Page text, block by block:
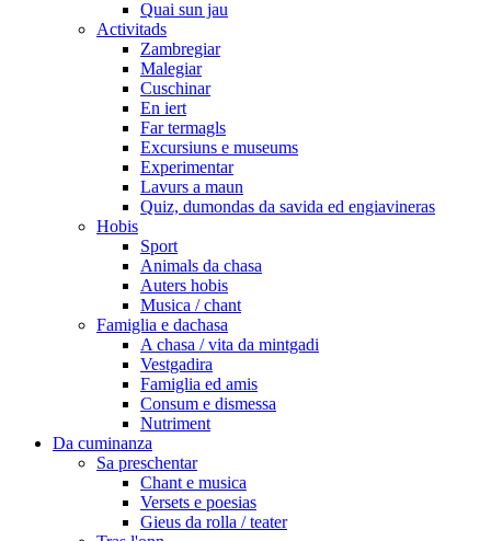
Quai sun jau
Activitads
Zambregiar
Malegiar
Cuschinar
En iert
Far termagls
Excursiuns e museums
Experimentar
Lavurs a maun
Quiz, dumondas da savida ed engiavineras
Hobis
Sport
Animals da chasa
Auters hobis
Musica / chant
Famiglia e dachasa
A chasa / vita da mintgadi
Vestgadira
Famiglia ed amis
Consum e dismessa
Nutriment
Da cuminanza
Sa preschentar
Chant e musica
Versets e poesias
Gieus da rolla / teater